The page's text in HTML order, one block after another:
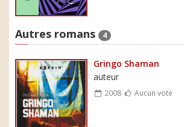
Autres romans 4
Gringo Shaman
auteur
2008 Aucun vote